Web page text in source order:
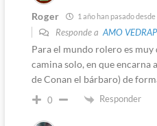
Roger 1 año han pasado
Responde aAMO
Para el mundo rolero es muy
camina solo, en que encarna
de Conan el bárbaro) de
0 Responder